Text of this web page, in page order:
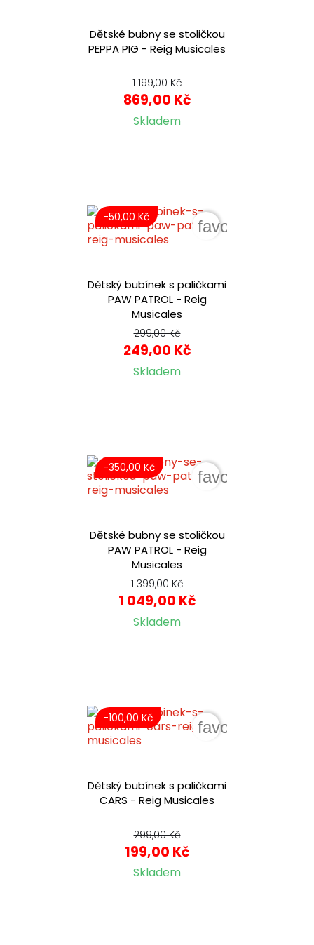
Dětské bubny se stoličkou
PEPPA PIG - Reig Musicales
1 199,00 Kč
869,00 Kč
Skladem
Dětský bubínek s paličkami
PAW PATROL - Reig
Musicales
299,00 Kč
249,00 Kč
Skladem
-50,00 Kč
favorite_border
Dětské bubny se stoličkou
PAW PATROL - Reig
Musicales
1 399,00 Kč
1 049,00 Kč
Skladem
-350,00 Kč
favorite_border
Dětský bubínek s paličkami
CARS - Reig Musicales
299,00 Kč
199,00 Kč
Skladem
-100,00 Kč
favorite_border